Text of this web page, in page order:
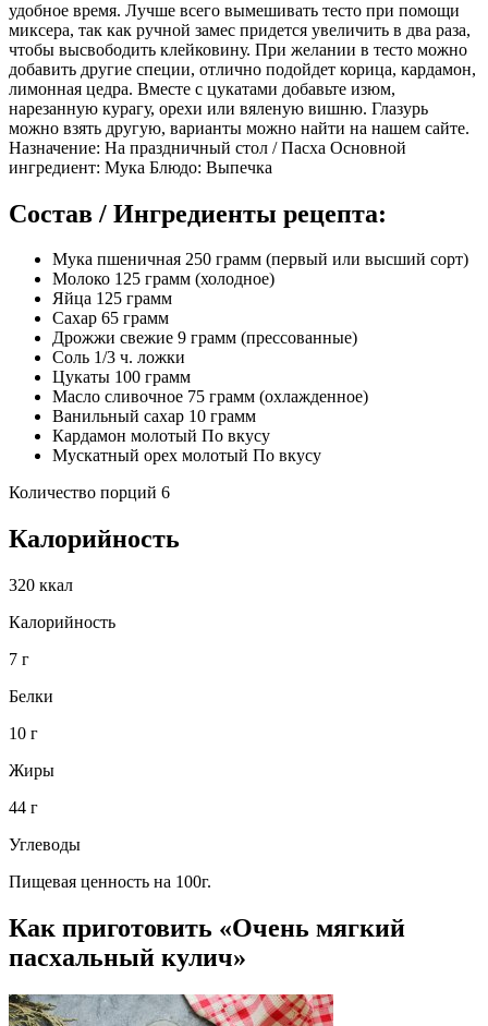
удобное время. Лучше всего вымешивать тесто при помощи
миксера, так как ручной замес придется увеличить в два раза,
чтобы высвободить клейковину. При желании в тесто можно
добавить другие специи, отлично подойдет корица, кардамон,
лимонная цедра. Вместе с цукатами добавьте изюм,
нарезанную курагу, орехи или вяленую вишню. Глазурь
можно взять другую, варианты можно найти на нашем сайте.
Назначение: На праздничный стол / Пасха Основной
ингредиент: Мука Блюдо: Выпечка
Состав / Ингредиенты рецепта:
Мука пшеничная 250 грамм (первый или высший сорт)
Молоко 125 грамм (холодное)
Яйца 125 грамм
Сахар 65 грамм
Дрожжи свежие 9 грамм (прессованные)
Соль 1/3 ч. ложки
Цукаты 100 грамм
Масло сливочное 75 грамм (охлажденное)
Ванильный сахар 10 грамм
Кардамон молотый По вкусу
Мускатный орех молотый По вкусу
Количество порций 6
Калорийность
320 ккал
Калорийность
7 г
Белки
10 г
Жиры
44 г
Углеводы
Пищевая ценность на 100г.
Как приготовить «Очень мягкий
пасхальный кулич»